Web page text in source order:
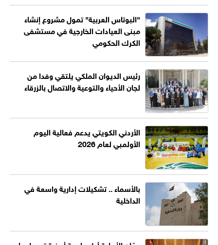
"البوتاس العربية" تمول مشروع إنشاء
مبنى العيادات الخارجية في مستشفى
الكرك الحكومي
رئيس الديوان الملكي يلتقي وفدا من
لجان الأحياء والتوعية والاتصال بالزرقاء
الأردني الكويتي يدعم فعالية اليوم
الأولمبي لعام 2026
بالأسماء .. تشكيلات إدارية واسعة في
الداخلية